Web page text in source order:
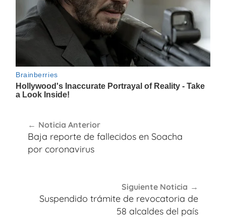
de
entradas
Noticia Anterior
Baja reporte de fallecidos en Soacha
por coronavirus
Siguiente Noticia
Suspendido trámite de revocatoria de
58 alcaldes del país